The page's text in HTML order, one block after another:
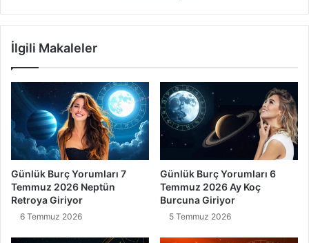
İlgili Makaleler
Günlük Burç Yorumları 7
Temmuz 2026 Neptün
Retroya Giriyor
6 Temmuz 2026
Günlük Burç Yorumları 6
Temmuz 2026 Ay Koç
Burcuna Giriyor
5 Temmuz 2026